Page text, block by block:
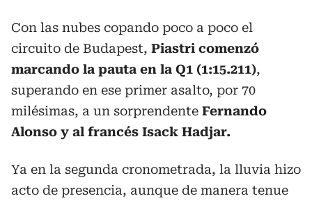
Con las nubes copando poco a poco el
circuito de Budapest, Piastri comenzó
marcando la pauta en la Q1 (1:15.211),
superando en ese primer asalto, por 70
milésimas, a un sorprendente Fernando
Alonso y al francés Isack Hadjar.
Ya en la segunda cronometrada, la lluvia hizo
acto de presencia, aunque de manera tenue